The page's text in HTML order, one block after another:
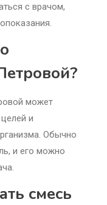
с врачом,
может
и
Обычно
и его можно
смесь